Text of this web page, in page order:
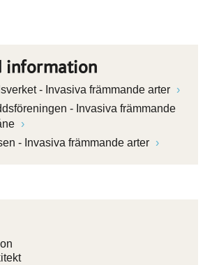
information
- Invasiva främmande arter
- Invasiva främmande
- Invasiva främmande arter